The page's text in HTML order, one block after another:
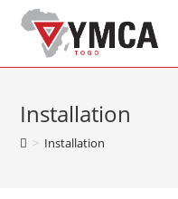
Installation
> Installation